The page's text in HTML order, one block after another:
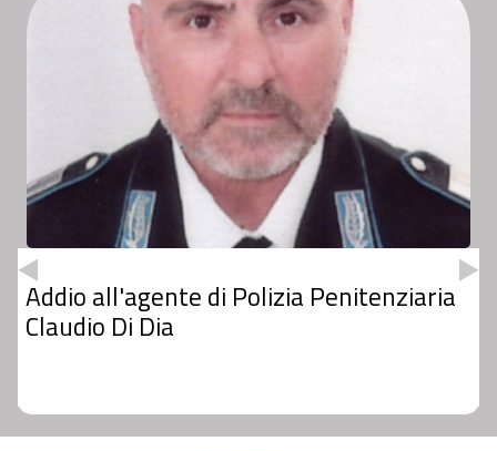
Addio all'agente di Polizia Penitenziaria
Claudio Di Dia